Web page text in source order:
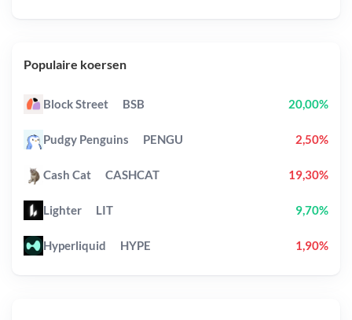
Populaire koersen
Block Street BSB 20,00%
Pudgy Penguins PENGU 2,50%
Cash Cat CASHCAT 19,30%
Lighter LIT 9,70%
Hyperliquid HYPE 1,90%